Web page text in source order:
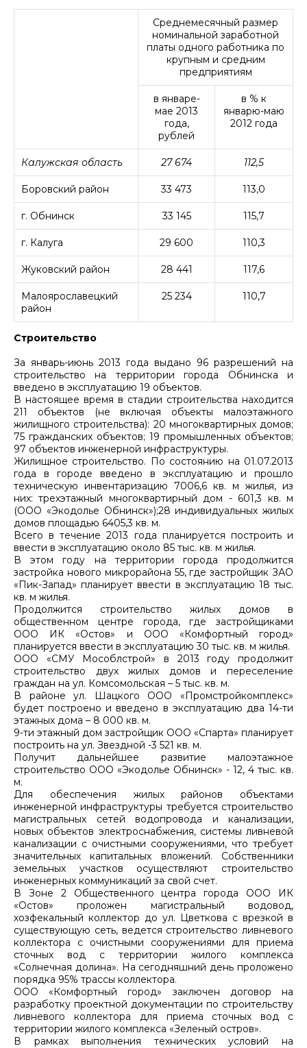
Среднемесячный размер
номинальной заработной
платы одного работника по
крупным и средним
предприятиям
в январе-
мае 2013
года,
рублей
в % к
январю-маю
2012 года
Калужская область 27 674 112,5
Боровский район 33 473 113,0
г. Обнинск 33 145 115,7
г. Калуга 29 600 110,3
Жуковский район 28 441 117,6
Малоярославецкий
район
25 234 110,7
Строительство
За январь-июнь 2013 года выдано 96 разрешений на
строительство на территории города Обнинска и
введено в эксплуатацию 19 объектов.
В настоящее время в стадии строительства находится
211 объектов (не включая объекты малоэтажного
жилищного строительства): 20 многоквартирных домов;
75 гражданских объектов; 19 промышленных объектов;
97 объектов инженерной инфраструктуры.
Жилищное строительство. По состоянию на 01.07.2013
года в городе введено в эксплуатацию и прошло
техническую инвентаризацию 7006,6 кв. м жилья, из
них: трехэтажный многоквартирный дом - 601,3 кв. м
(ООО «Экодолье Обнинск»);28 индивидуальных жилых
домов площадью 6405,3 кв. м.
Всего в течение 2013 года планируется построить и
ввести в эксплуатацию около 85 тыс. кв. м жилья.
В этом году на территории города продолжится
застройка нового микрорайона 55, где застройщик ЗАО
«Пик-Запад» планирует ввести в эксплуатацию 18 тыс.
кв. м жилья.
Продолжится строительство жилых домов в
общественном центре города, где застройщиками
ООО ИК «Остов» и ООО «Комфортный город»
планируется ввести в эксплуатацию 30 тыс. кв. м жилья.
ООО «СМУ Мособлстрой» в 2013 году продолжит
строительство двух жилых домов и переселение
граждан на ул. Комсомольская – 5 тыс. кв. м.
В районе ул. Шацкого ООО «Промстройкомплекс»
будет построено и введено в эксплуатацию два 14-ти
этажных дома – 8 000 кв. м.
9-ти этажный дом застройщик ООО «Спарта» планирует
построить на ул. Звездной -3 521 кв. м.
Получит дальнейшее развитие малоэтажное
строительство ООО «Экодолье Обнинск» - 12, 4 тыс. кв.
м.
Для обеспечения жилых районов объектами
инженерной инфраструктуры требуется строительство
магистральных сетей водопровода и канализации,
новых объектов электроснабжения, системы ливневой
канализации с очистными сооружениями, что требует
значительных капитальных вложений. Собственники
земельных участков осуществляют строительство
инженерных коммуникаций за свой счет.
В Зоне 2 Общественного центра города ООО ИК
«Остов» проложен магистральный водовод,
хозфекальный коллектор до ул. Цветкова с врезкой в
существующую сеть, ведется строительство ливневого
коллектора с очистными сооружениями для приема
сточных вод с территории жилого комплекса
«Солнечная долина». На сегодняшний день проложено
порядка 95% трассы коллектора.
ООО «Комфортный город» заключен договор на
разработку проектной документации по строительству
ливневого коллектора для приема сточных вод с
территории жилого комплекса «Зеленый остров».
В рамках выполнения технических условий на